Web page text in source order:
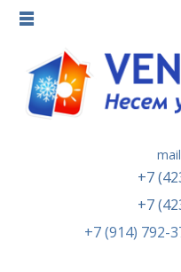
+7
+7
+7 (914) 792-